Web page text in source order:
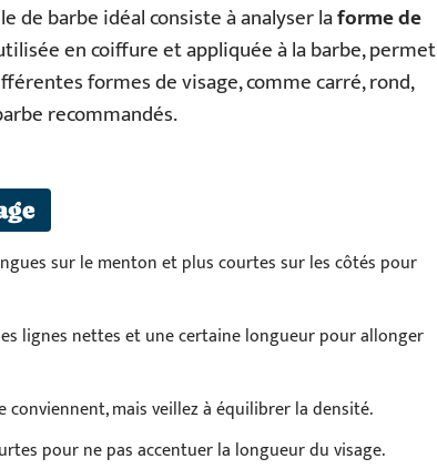
de barbe idéal consiste à analyser laforme de
en coiffure et appliquée à la barbe, permet
formes de visage, comme carré, rond,
recommandés.
sur le menton et plus courtes sur les côtés pour
lignes nettes et une certaine longueur pour allonger
conviennent, mais veillez à équilibrer la densité.
pour ne pas accentuer la longueur du visage.